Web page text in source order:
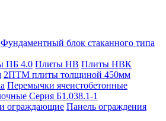
Фундаментный блок стаканного типа
ПБ 4.0 Плиты НВ Плиты НВК
2ПТМ плиты толщиной 450мм
Перемычки ячеистобетонные
Серия Б1.038.1-1
ограждающие Панель ограждения